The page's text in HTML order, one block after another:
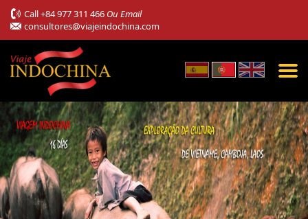
Call+84 977 311 466 Ou Email
consultores@viajeindochina.com